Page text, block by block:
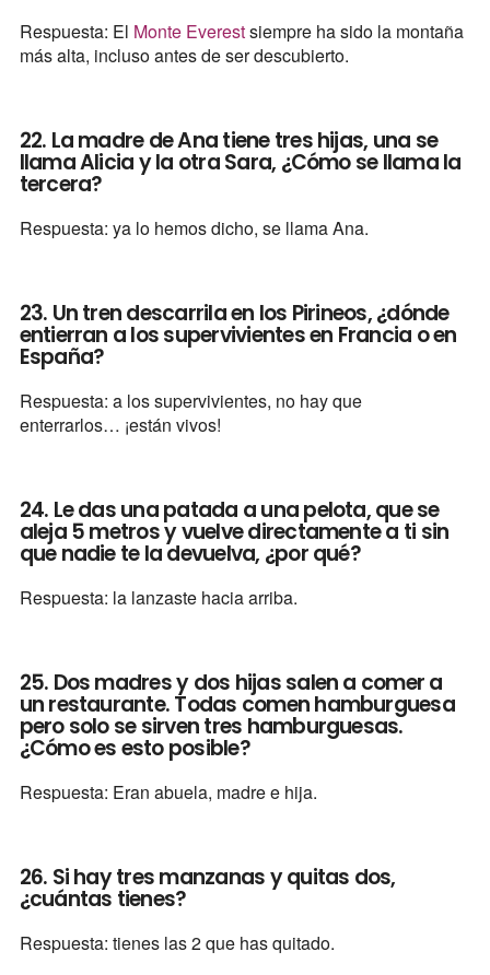
Respuesta: El Monte Everestsiempre ha sido la montaña
más alta, incluso antes de ser descubierto.
22. La madre de Ana tiene tres hijas, una se
llama Alicia y la otra Sara, ¿Cómo se llama la
tercera?
Respuesta: ya lo hemos dicho, se llama Ana.
23. Un tren descarrila en los Pirineos, ¿dónde
entierran a los supervivientes en Francia o en
España?
Respuesta: a los supervivientes, no hay que
enterrarlos… ¡están vivos!
24. Le das una patada a una pelota, que se
aleja 5 metros y vuelve directamente a ti sin
que nadie te la devuelva, ¿por qué?
Respuesta: la lanzaste hacia arriba.
25. Dos madres y dos hijas salen a comer a
un restaurante. Todas comen hamburguesa
pero solo se sirven tres hamburguesas.
¿Cómo es esto posible?
Respuesta: Eran abuela, madre e hija.
26. Si hay tres manzanas y quitas dos,
¿cuántas tienes?
Respuesta: tienes las 2 que has quitado.